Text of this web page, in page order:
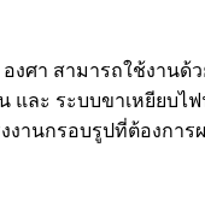
งศา สามารถใช้งาน
ละ ระบบขาเหยียบไ
งานกรอบรูปที่ต้องกา